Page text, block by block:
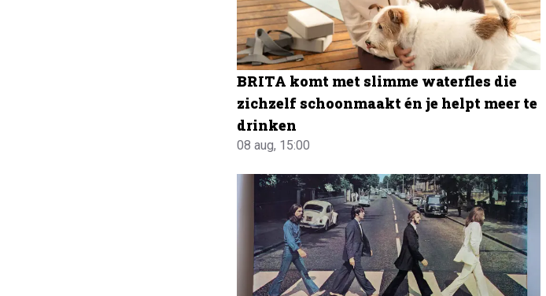
BRITA komt met slimme waterfles die
zichzelf schoonmaakt én je helpt meer te
drinken
08 aug, 15:00